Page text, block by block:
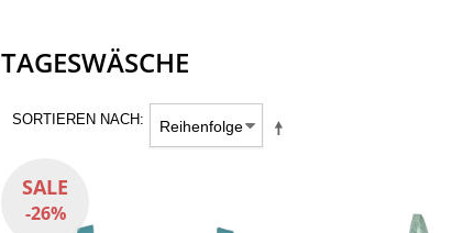
TAGESWÄSCHE
SORTIEREN NACH
SALE
-26%